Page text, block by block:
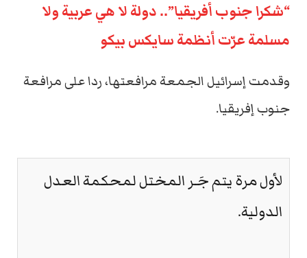
“شكرا جنوب أفريقيا”.. دولة لا هي عربية ولا
مسلمة عرّت أنظمة سايكس بيكو
وقدمت إسرائيل الجمعة مرافعتها، ردا على مرافعة
جنوب إفريقيا.
لأول مرة يتم جَـر المختل لمحكمة العدل
الدولية.